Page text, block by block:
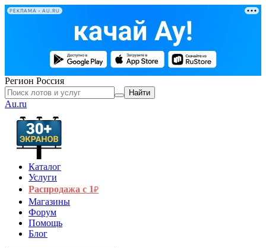
РЕКЛАМА • AU.RU
Регион Россия
Найти
Au.ru
Каталог
Услуги
Распродажа с 1₽
Магазины
Форум
Помощь
Блог